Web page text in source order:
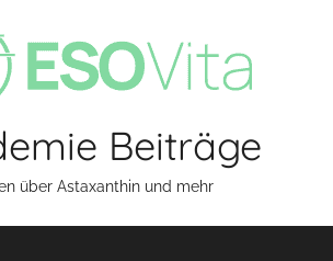
Beiträge
über Astaxanthin und mehr